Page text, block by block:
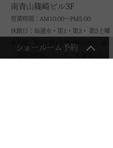
ショールーム予約
南青山篠崎ビル3F
営業時間：AM10:00～PM5:00
休館日：毎週水・第1・第3・ 第5土曜
※日曜、第2・第4土曜(個別対応、要お